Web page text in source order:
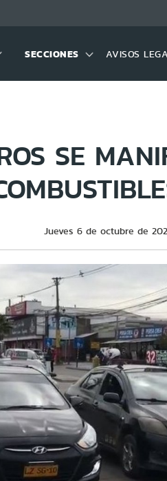
SECCIONES AVISOS
SE
Jueves 6 de octubre de